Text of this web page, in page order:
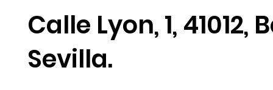
Calle Lyon, 1, 41012,
Sevilla.